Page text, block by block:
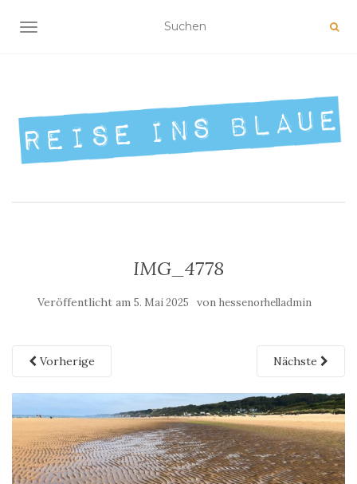
NAVIGATION UMSCHALTEN
IMG_4778
Veröffentlicht am 5. Mai 2025 von hessenorhelladmin
Vorherige Nächste